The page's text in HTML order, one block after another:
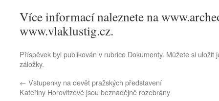
Více informací naleznete na
www.vlaklustig.cz.
Příspěvek byl publikován v rubrice Dokumenty. Můžete si uložit
záložky.
← Vstupenky na devět pražských představení
Kateřiny Horovitzové jsou beznadějně rozebrány